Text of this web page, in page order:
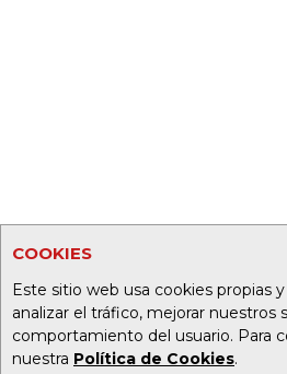
COOKIES
Este sitio web usa cookies propias
analizar el tráfico, mejorar nuestros
comportamiento del usuario. Para
nuestra Política de Cookies.